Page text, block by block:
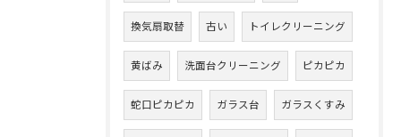
換気扇取替 古い トイレクリーニング
黄ばみ 洗面台クリーニング ピカピカ
蛇口ピカピカ ガラス台 ガラスくすみ